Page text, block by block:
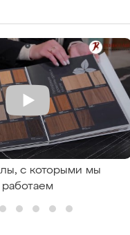
с которыми мы
работаем